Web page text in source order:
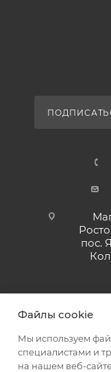
пос.
Файлы cookie
Мы используем
специалистами и
на нашем веб-